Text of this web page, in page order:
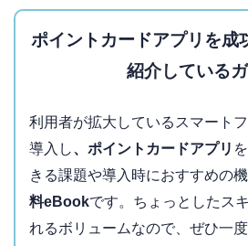
ポイントカードアプリを成
紹介している
利用者が拡大しているスマート
導入し、ポイントカードアプリ
きる課題や導入時におすすめの
料eBookです。ちょっとしたス
れるボリュームなので、ぜひ一